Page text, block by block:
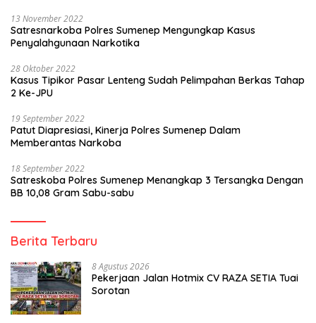
13 November 2022
Satresnarkoba Polres Sumenep Mengungkap Kasus
Penyalahgunaan Narkotika
28 Oktober 2022
Kasus Tipikor Pasar Lenteng Sudah Pelimpahan Berkas Tahap
2 Ke-JPU
19 September 2022
Patut Diapresiasi, Kinerja Polres Sumenep Dalam
Memberantas Narkoba
18 September 2022
Satreskoba Polres Sumenep Menangkap 3 Tersangka Dengan
BB 10,08 Gram Sabu-sabu
Berita Terbaru
8 Agustus 2026
Pekerjaan Jalan Hotmix CV RAZA SETIA Tuai
Sorotan